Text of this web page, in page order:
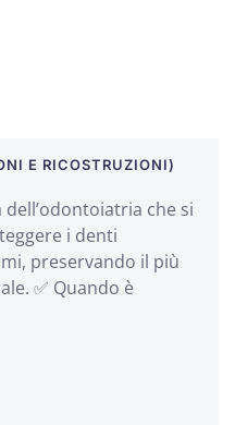
E RICOSTRUZIONI)
che si
i denti
preservando il più
✅ Quando è